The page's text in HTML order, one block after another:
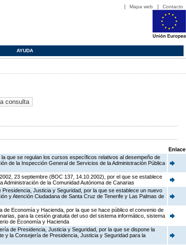
Mapa web Contacto
AYUDA
Enlace
que se regulan los cursos específicos relativos al desempeño de
de la Inspección General de Servicios de la Administración Pública
23 septiembre (BOC 137, 14.10.2002), por el que se establece
de la Comunidad Autónoma de Canarias
Justicia y Seguridad, por la que se establece un nuevo
y Atención Ciudadana de Santa Cruz de Tenerife y Las Palmas de
Economía y Hacienda, por la que se hace público el convenio de
para la cesión gratuita del uso del sistema informático, sistema
de Economía y Hacienda
de Presidencia, Justicia y Seguridad, por la que se dispone la
y la Consejería de Presidencia, Justicia y Seguridad para la